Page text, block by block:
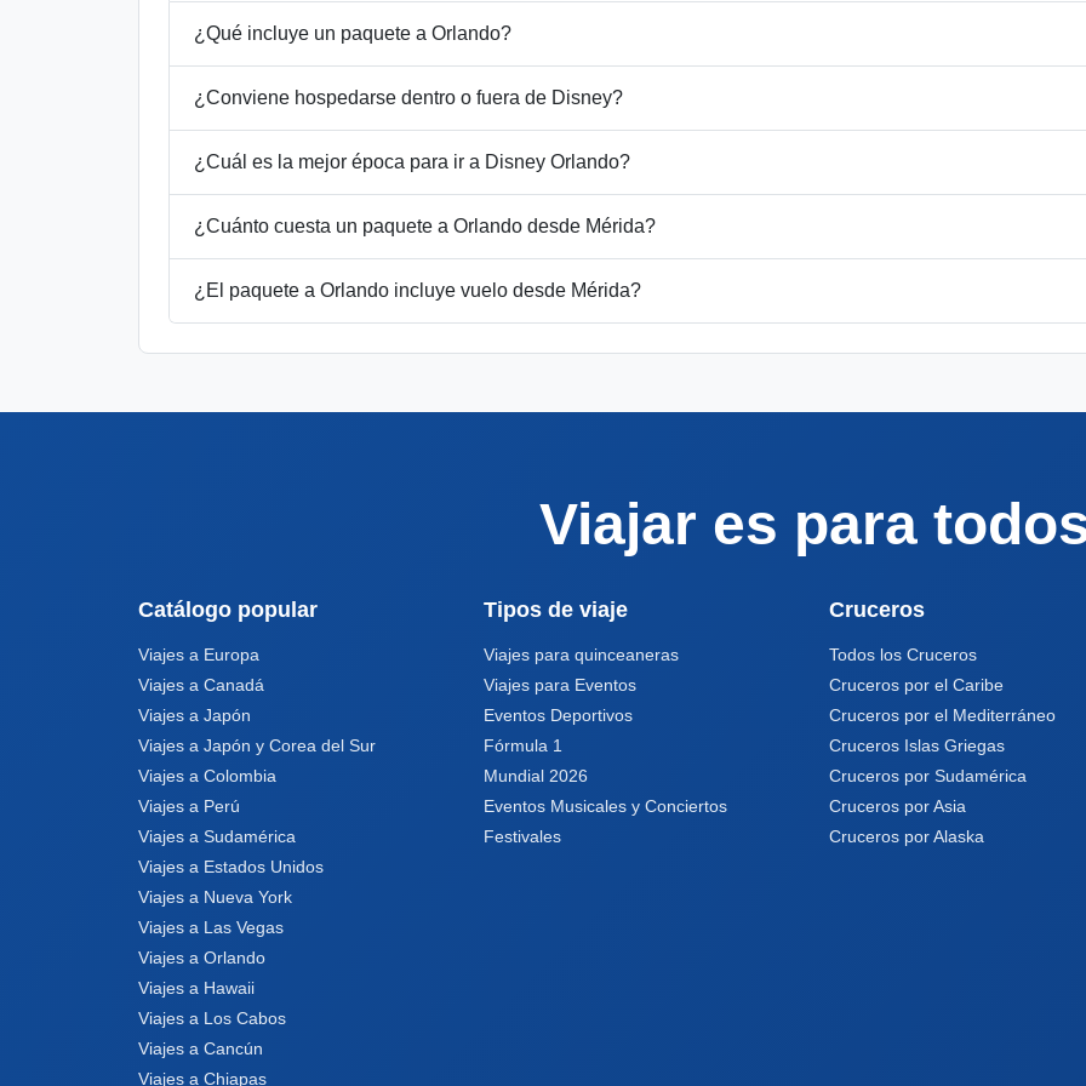
¿Qué incluye un paquete a Orlando?
¿Conviene hospedarse dentro o fuera de Disney?
¿Cuál es la mejor época para ir a Disney Orlando?
¿Cuánto cuesta un paquete a Orlando desde Mérida?
¿El paquete a Orlando incluye vuelo desde Mérida?
Viajar es para
Catálogo popular
Viajes a Europa
Viajes a Canadá
Viajes a Japón
Viajes a Japón y Corea del Sur
Viajes a Colombia
Viajes a Perú
Viajes a Sudamérica
Viajes a Estados Unidos
Viajes a Nueva York
Viajes a Las Vegas
Viajes a Orlando
Viajes a Hawaii
Viajes a Los Cabos
Viajes a Cancún
Viajes a Chiapas
Tipos de viaje
Viajes para quinceaneras
Viajes para Eventos
Eventos Deportivos
Fórmula 1
Mundial 2026
Eventos Musicales y Conciertos
Festivales
Cruceros
Todos los Cruceros
Cruceros por el Caribe
Cruceros por el Mediterráneo
Cruceros Islas Griegas
Cruceros por Sudamérica
Cruceros por Asia
Cruceros por Alaska